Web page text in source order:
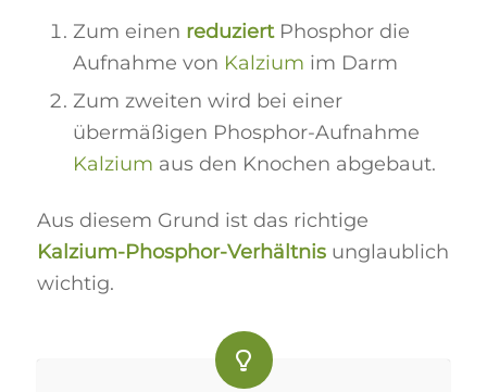
Zum einen reduziertPhosphor die
Aufnahme von Kalzium im Darm
Zum zweiten wird bei einer
übermäßigen Phosphor-Aufnahme
Kalzium aus den Knochen abgebaut.
Aus diesem Grund ist das richtige
Kalzium-Phosphor-Verhältnis unglaublich
wichtig.